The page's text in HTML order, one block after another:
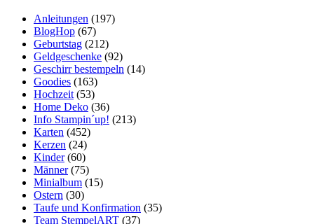
Anleitungen (197)
BlogHop (67)
Geburtstag (212)
Geldgeschenke (92)
Geschirr bestempeln (14)
Goodies (163)
Hochzeit (53)
Home Deko (36)
Info Stampin´up! (213)
Karten (452)
Kerzen (24)
Kinder(60)
Männer(75)
Minialbum (15)
Ostern (30)
Taufe und Konfirmation (35)
Team StempelART (37)